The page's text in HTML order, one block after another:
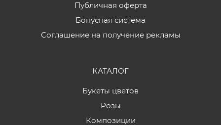
Публичная оферта
Бонусная система
Соглашение на получение рекламы
КАТАЛОГ
Букеты цветов
Розы
Композиции